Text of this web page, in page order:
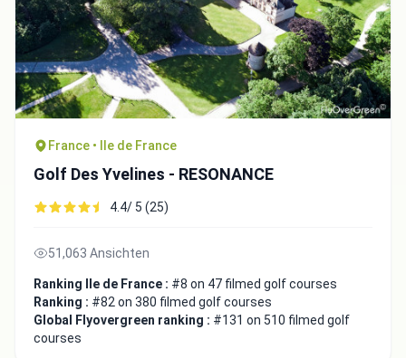
France • Ile de France
Golf Des Yvelines - RESONANCE
4.4/ 5 (25)
51,063 Ansichten
Ranking Ile de France : #8 on 47 filmed golf courses
Ranking : #82 on 380 filmed golf courses
Global Flyovergreen ranking : #131 on 510 filmed golf
courses